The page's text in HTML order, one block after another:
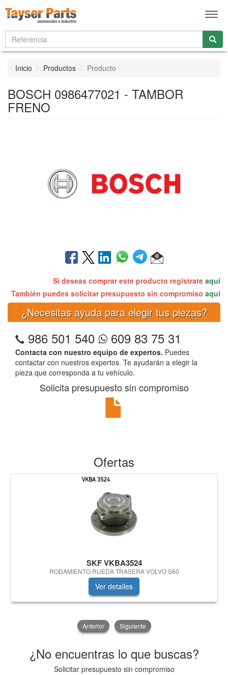
Inicio Productos Producto
BOSCH 0986477021 - TAMBOR
FRENO
Si deseas comprar este producto regístrate aquí
También puedes solicitar presupuesto sin compromiso aquí
¿Necesitas ayuda para elegir tus piezas?
986 501 540 609 83 75 31
Contacta con nuestro equipo de expertos. Puedes
contactar con nuestros expertos. Te ayudarán a elegir la
pieza que corresponda a tu vehículo.
Solicita presupuesto sin compromiso
Ofertas
SKF VKBA3524
RODAMIENTO RUEDA TRASERA VOLVO S60
Ver detalles
Anterior Siguiente
¿No encuentras lo que buscas?
Solicitar presupuesto sin compromiso